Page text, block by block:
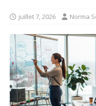
juillet 7, 2026 Norma